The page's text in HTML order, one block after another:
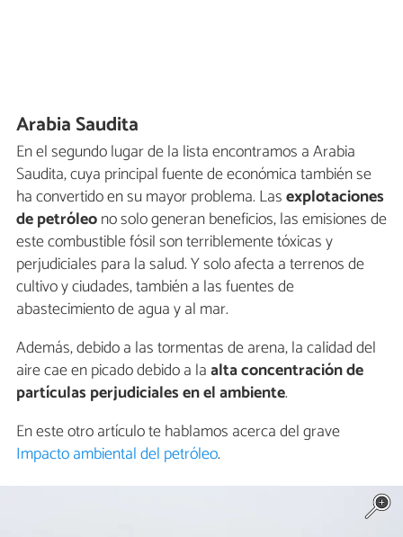
Arabia Saudita
En el segundo lugar de la lista encontramos a Arabia
Saudita, cuya principal fuente de económica también se
ha convertido en su mayor problema. Lasexplotaciones
de petróleono solo generan beneficios, las emisiones de
este combustible fósil son terriblemente tóxicas y
perjudiciales para la salud. Y solo afecta a terrenos de
cultivo y ciudades, también a las fuentes de
abastecimiento de agua y al mar.
Además, debido a las tormentas de arena, la calidad del
aire cae en picado debido a laalta concentración de
partículas perjudiciales en el ambiente.
En este otro artículo te hablamos acerca del grave
Impacto ambiental del petróleo.